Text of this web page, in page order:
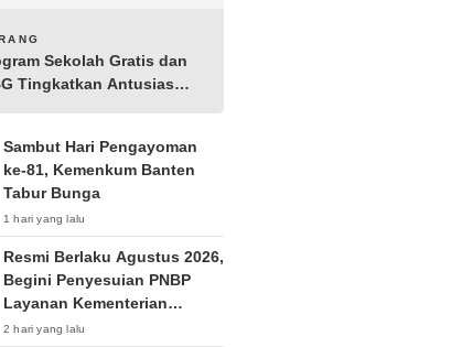
Sekolah Gratis dan
Tingkatkan Antusias
Sambut Hari Pengayoman
ke-81, Kemenkum Banten
Tabur Bunga
1 hari yang lalu
Resmi Berlaku Agustus 2026,
Begini Penyesuian PNBP
Layanan Kementerian
Hukum
2 hari yang lalu